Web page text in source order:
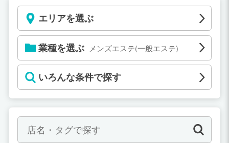
エリアを選ぶ
業種を選ぶ メンズエステ(一般エステ)
いろんな条件で探す